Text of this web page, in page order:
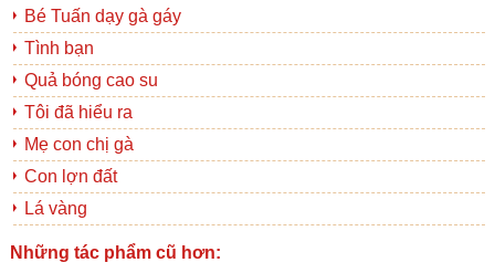
Bé Tuấn dạy gà gáy
Tình bạn
Quả bóng cao su
Tôi đã hiểu ra
Mẹ con chị gà
Con lợn đất
Lá vàng
Những tác phẩm cũ hơn: